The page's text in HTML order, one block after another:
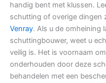
handig bent met klussen.
schutting of overige dingen
Venray. Als u de omheining
schuttingbouwer, weet u
veilig is. Het is voornaam
onderhouden door deze
behandelen met een